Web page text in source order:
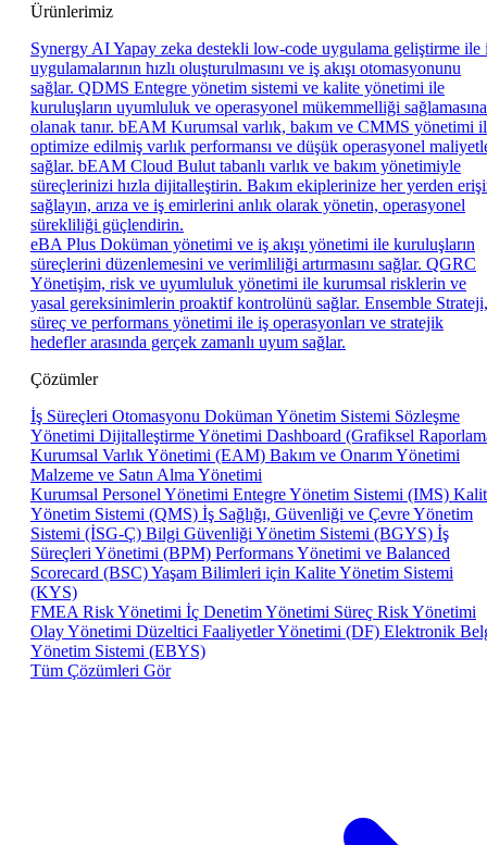
Ürünlerimiz
Synergy AIYapay zeka destekli low-code uygulama geliştirme ile
uygulamalarının hızlı oluşturulmasını ve iş akışı otomasyonunu
sağlar. QDMS Entegre yönetim sistemi ve kalite yönetimi ile
kuruluşların uyumluluk ve operasyonel mükemmelliği sağlamasına
olanak tanır. bEAM Kurumsal varlık, bakım ve CMMS yönetimi
optimize edilmiş varlık performansı ve düşük operasyonel
sağlar. bEAM Cloud Bulut tabanlı varlık ve bakım yönetimiyle
süreçlerinizi hızla dijitalleştirin. Bakım ekiplerinize her yerden
sağlayın, arıza ve iş emirlerini anlık olarak yönetin, operasyonel
sürekliliği güçlendirin.
eBA Plus Doküman yönetimi ve iş akışı yönetimi ile kuruluşların
süreçlerini düzenlemesini ve verimliliği artırmasını sağlar. QGRC
Yönetişim, risk ve uyumluluk yönetimi ile kurumsal risklerin ve
yasal gereksinimlerin proaktif kontrolünü sağlar. Ensemble Strateji,
süreç ve performans yönetimi ile iş operasyonları ve stratejik
hedefler arasında gerçek zamanlı uyum sağlar.
Çözümler
İş Süreçleri Otomasyonu Doküman Yönetim Sistemi Sözleşme
Yönetimi Dijitalleştirme Yönetimi Dashboard (Grafiksel
Kurumsal Varlık Yönetimi (EAM) Bakım ve Onarım Yönetimi
Malzeme ve Satın Alma Yönetimi
Kurumsal Personel Yönetimi Entegre Yönetim Sistemi (IMS)
Yönetim Sistemi (QMS) İş Sağlığı, Güvenliği ve Çevre Yönetim
Sistemi (İSG-Ç) Bilgi Güvenliği Yönetim Sistemi (BGYS) İş
Süreçleri Yönetimi (BPM) Performans Yönetimi ve Balanced
Scorecard (BSC)Yaşam Bilimleri için Kalite Yönetim Sistemi
(KYS)
FMEA Risk Yönetimi İç Denetim Yönetimi Süreç Risk Yönetimi
Olay Yönetimi Düzeltici Faaliyetler Yönetimi (DF) Elektronik
Yönetim Sistemi (EBYS)
Tüm Çözümleri Gör